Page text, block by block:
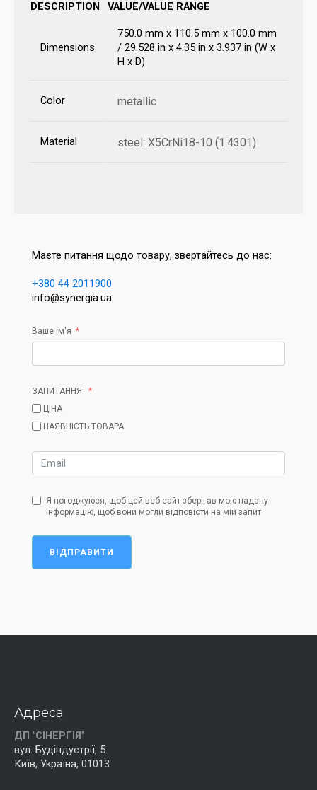
DESCRIPTION VALUE/VALUE RANGE
Dimensions
750.0 mm x 110.5 mm x 100.0 mm
/ 29.528 in x 4.35 in x 3.937 in (W x
H x D)
Color metallic
Material steel: X5CrNi18-10 (1.4301)
Маєте питання щодо товару, звертайтесь до нас:
+380 44 2011900
info@synergia.ua
Ваше ім'я
ЗАПИТАННЯ:
ЦІНА
НАЯВНІСТЬ ТОВАРА
Я погоджуюся, щоб цей веб-сайт зберігав мою надану
інформацію, щоб вони могли відповісти на мій запит
ВІДПРАВИТИ
Адреса
ДП "СІНЕРГІЯ"
вул. Будіндустрії, 5
Київ, Україна, 01013